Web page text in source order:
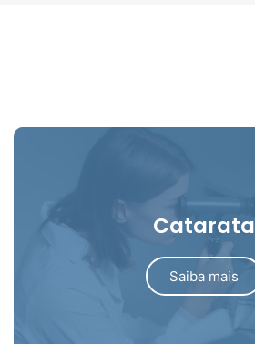
Catarata
Saiba mais